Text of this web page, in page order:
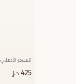
425 د.إ
السعر الأصلي 479 د.إ